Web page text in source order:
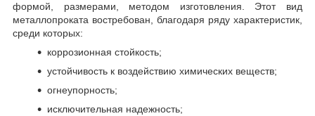
формой, размерами, методом изготовления. Этот вид
металлопроката востребован, благодаря ряду характеристик,
среди которых:
коррозионная стойкость;
устойчивость к воздействию химических веществ;
огнеупорность;
исключительная надежность;